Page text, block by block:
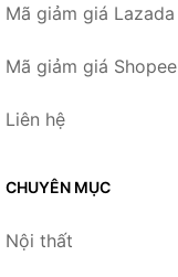
Mã giảm giá Lazada
Mã giảm giá Shopee
Liên hệ
CHUYÊN MỤC
Nội thất